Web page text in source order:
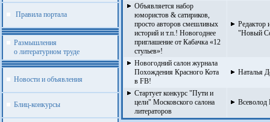
Правила портала
Размышления
о литературном труде
Новости и объявления
Блиц-конкурсы
Объявляется набор
юмористов & сатириков,
просто авторов смешливых
историй и т.п.! Новогоднее
приглашение от Кабачка «12
стульев»!
Редактор
"Новый
Новогодний салон журнала
Похождения Красного Кота
в FB!
Наталья
Стартует конкурс "Пути и
цели" Московского салона
литераторов